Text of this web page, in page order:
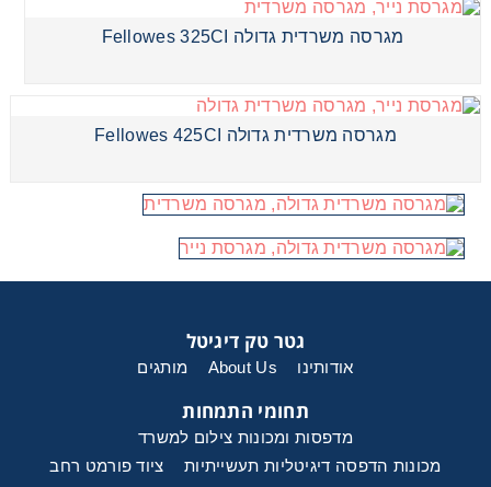
מגרסה משרדית גדולה Fellowes 325CI
מגרסה משרדית גדולה Fellowes 425CI
גטר טק דיגיטל
אודותינו About Us מותגים
תחומי התמחות
מדפסות ומכונות צילום למשרד
מכונות הדפסה דיגיטליות תעשייתיות
ציוד פורמט רחב